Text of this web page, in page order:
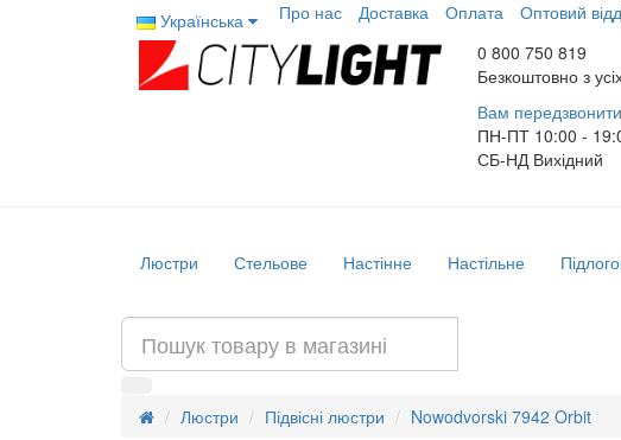
Українська Про нас Доставка Оплата Оптовий
0 800 750 819
Безкоштовно з
Вам
ПН-ПТ 10:00 -
СБ-НДВихідний
Люстри Стельове Настінне Настільне
Люстри Підвісні люстри Nowodvorski 7942 Orbit